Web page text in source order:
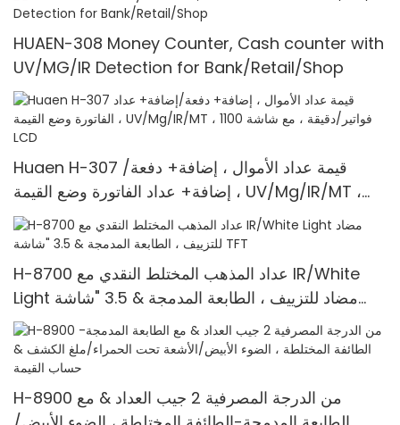
HUAEN-308 Money Counter, Cash counter with
UV/MG/IR Detection for Bank/Retail/Shop
Huaen H-307 قيمة عداد الأموال ، إضافة+ دفعة/
إضافة+ عداد الفاتورة وضع القيمة ، UV/Mg/IR/MT ،
1100 فواتير/دقيقة ، مع شاشة LCD
H-8700 عداد المذهب المختلط النقدي مع IR/White
Light مضاد للتزييف ، الطابعة المدمجة & 3.5 "شاشة
TFT
H-8900 من الدرجة المصرفية 2 جيب العداد & مع